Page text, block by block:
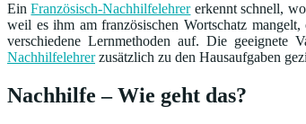
EinFranzösisch-Nachhilfelehrererkennt schnell,
weil es ihm am französischen Wortschatz
verschiedene Lernmethoden auf. Die geeignete
Nachhilfelehrerzusätzlich zu den Hausaufgaben
Nachhilfe – Wie geht das?